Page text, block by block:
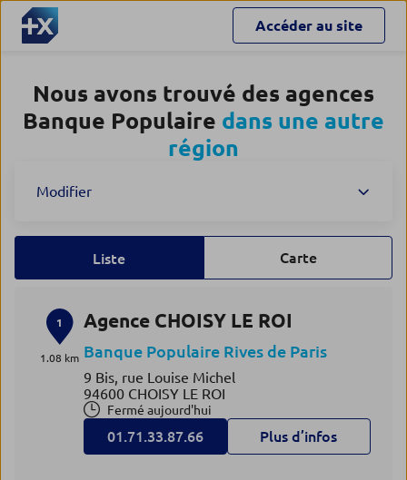
Accéder au site
Nous avons trouvé des agences
Banque Populaire dans une autre
région
Modifier
Liste Carte
1
1.08 km
Agence CHOISY LE ROI
Banque Populaire Rives de Paris
9 Bis, rue Louise Michel
94600 CHOISY LE ROI
Fermé aujourd'hui
01.71.33.87.66 Plus d’infos